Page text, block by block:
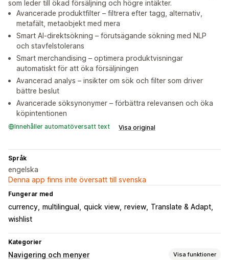
som leder till ökad försäljning och högre intäkter.
Avancerade produktfilter – filtrera efter tagg, alternativ,
metafält, metaobjekt med mera
Smart AI-direktsökning – förutsägande sökning med NLP
och stavfelstolerans
Smart merchandising – optimera produktvisningar
automatiskt för att öka försäljningen
Avancerad analys – insikter om sök och filter som driver
bättre beslut
Avancerade söksynonymer – förbättra relevansen och öka
köpintentionen
Innehåller automatöversatt text Visa original
Språk
engelska
Denna app finns inte översatt till svenska
Fungerar med
currency multilingual quick view review Translate & Adapt
wishlist
Kategorier
Navigering och menyer Visa funktioner